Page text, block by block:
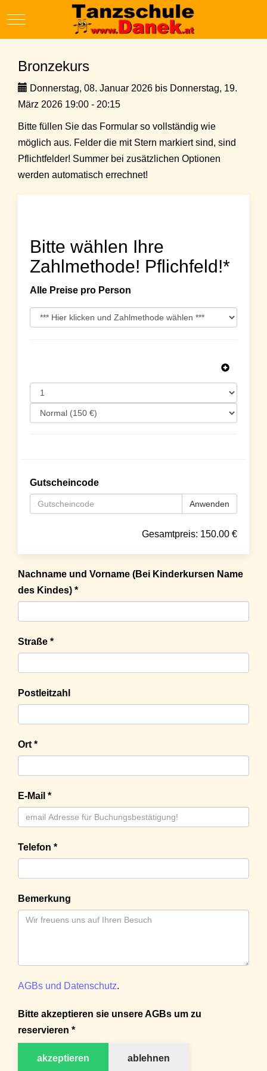
Mobile Menu Toggle
Bronzekurs
Donnerstag, 08. Januar 2026 bis Donnerstag, 19.
März 2026 19:00 - 20:15
Bitte füllen Sie das Formular so vollständig wie
möglich aus. Felder die mit Stern markiert sind, sind
Pflichtfelder! Summer bei zusätzlichen Optionen
werden automatisch errechnet!
Bitte wählen Ihre
Zahlmethode! Pflichfeld!*
Alle Preise pro Person
Gutscheincode
Anwenden
Gesamtpreis: 150.00 €
Nachname und Vorname (Bei Kinderkursen Name
des Kindes) *
Straße *
Postleitzahl
Ort *
E-Mail *
Telefon *
Bemerkung
AGBs und Datenschutz.
Bitte akzeptieren sie unsere AGBs um zu
reservieren *
akzeptieren ablehnen